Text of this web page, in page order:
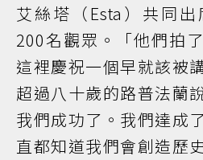
艾絲塔（Esta）共同
200名觀眾。「他們拍
這裡慶祝一個早就該被
超過八十歲的路普法蘭
我們成功了。我們達成
直都知道我們會創造歷